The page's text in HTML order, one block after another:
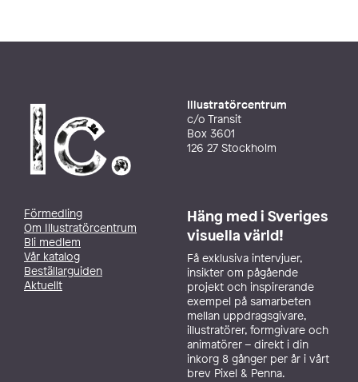
Illustratörcentrum
c/o Transit
Box 3601
126 27 Stockholm
Förmedling
Om Illustratörcentrum
Bli medlem
Vår katalog
Beställarguiden
Aktuellt
Häng med i Sveriges
visuella värld!
Få exklusiva intervjuer,
insikter om pågående
projekt och inspirerande
exempel på samarbeten
mellan uppdragsgivare,
illustratörer, formgivare och
animatörer – direkt i din
inkorg 8 gånger per år i vårt
brev Pixel & Penna.